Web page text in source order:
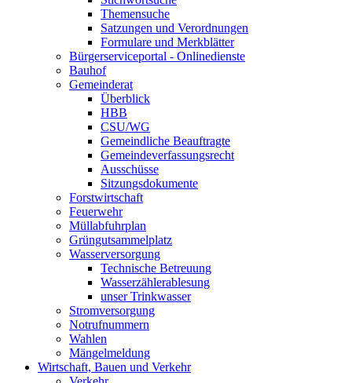
Themensuche
Satzungen und Verordnungen
Formulare und Merkblätter
Bürgerserviceportal - Onlinedienste
Bauhof
Gemeinderat
Überblick
HBB
CSU/WG
Gemeindliche Beauftragte
Gemeindeverfassungsrecht
Ausschüsse
Sitzungsdokumente
Forstwirtschaft
Feuerwehr
Müllabfuhrplan
Grüngutsammelplatz
Wasserversorgung
Technische Betreuung
Wasserzählerablesung
unser Trinkwasser
Stromversorgung
Notrufnummern
Wahlen
Mängelmeldung
Wirtschaft, Bauen und Verkehr